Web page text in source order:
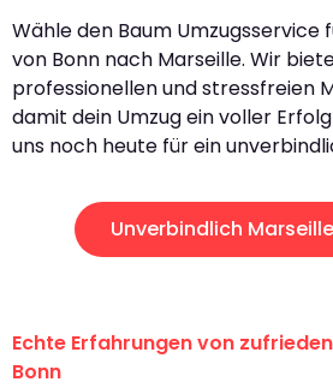
Wähle den Baum Umzugsservice
von Bonn nach Marseille. Wir
professionellen und stressfreien
damit dein Umzug ein voller
uns noch heute für ein
Unverbindlich
Echte Erfahrungen von
Bonn